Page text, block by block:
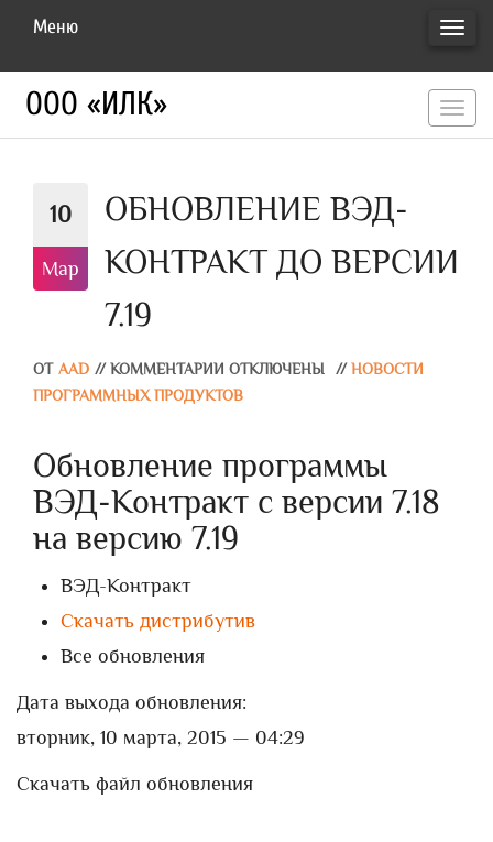
Меню
ООО «ИЛК»
10
Мар
ОБНОВЛЕНИЕ ВЭД-
КОНТРАКТ ДО ВЕРСИИ
7.19
ОТ AAD // КОММЕНТАРИИ ОТКЛЮЧЕНЫ // НОВОСТИ
ПРОГРАММНЫХ ПРОДУКТОВ
Обновление программы
ВЭД-Контракт с версии 7.18
на версию 7.19
ВЭД-Контракт
Скачать дистрибутив
Все обновления
Дата выхода обновления:
вторник, 10 марта, 2015 — 04:29
Скачать файл обновления